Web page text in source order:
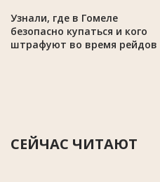
Узнали, где в Гомеле
безопасно купаться и кого
штрафуют во время рейдов
СЕЙЧАС ЧИТАЮТ